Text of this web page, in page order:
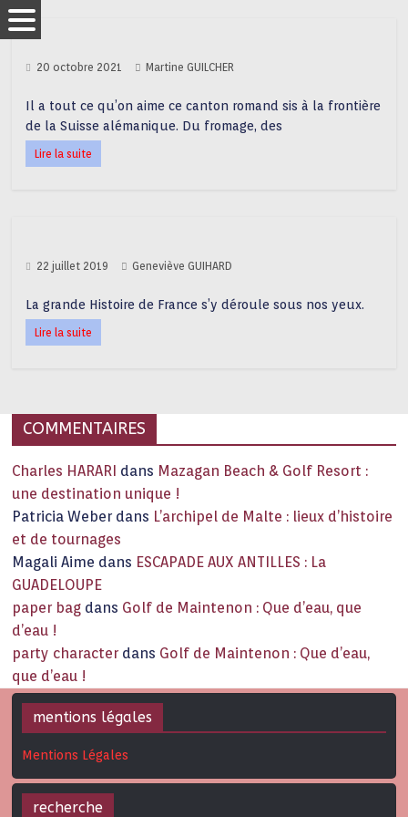
20 octobre 2021 Martine GUILCHER
Il a tout ce qu’on aime ce canton romand sis à la frontière
de la Suisse alémanique. Du fromage, des
Lire la suite
22 juillet 2019 Geneviève GUIHARD
La grande Histoire de France s’y déroule sous nos yeux.
Lire la suite
COMMENTAIRES
Charles HARARI dans Mazagan Beach & Golf Resort :
une destination unique !
Patricia Weber dans L’archipel de Malte : lieux d’histoire
et de tournages
Magali Aime dans ESCAPADE AUX ANTILLES : La
GUADELOUPE
paper bag dans Golf de Maintenon : Que d’eau, que
d’eau !
party character dans Golf de Maintenon : Que d’eau,
que d’eau !
mentions légales
Mentions Légales
recherche